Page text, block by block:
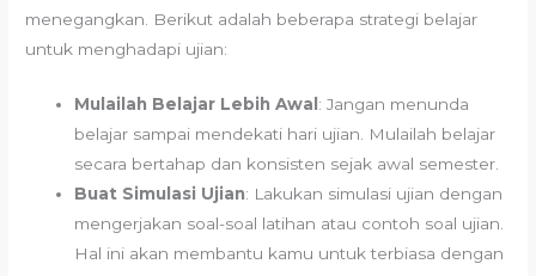
menegangkan. Berikut adalah beberapa strategi belajar
untuk menghadapi ujian:
Mulailah Belajar Lebih Awal : Jangan menunda
belajar sampai mendekati hari ujian. Mulailah belajar
secara bertahap dan konsisten sejak awal semester.
Buat Simulasi Ujian: Lakukan simulasi ujian dengan
mengerjakan soal-soal latihan atau contoh soal ujian.
Hal ini akan membantu kamu untuk terbiasa dengan